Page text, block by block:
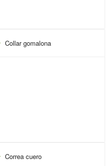
Collar gomalona
Correa cuero